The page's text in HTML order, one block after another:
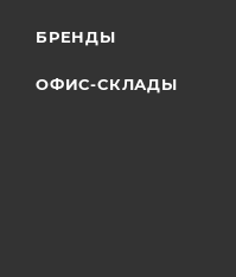
БРЕНДЫ
ОФИС-СКЛАДЫ